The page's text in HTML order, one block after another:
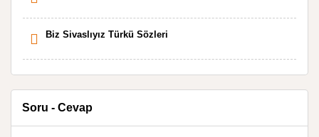
Biz Sivaslıyız Türkü Sözleri
Soru - Cevap